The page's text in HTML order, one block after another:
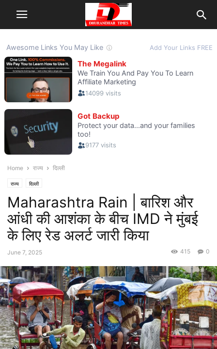
Home राज्य दिल्ली
राज्य दिल्ली
Maharashtra Rain | बारिश और
आंधी की आशंका के बीच IMD ने मुंबई
के लिए रेड अलर्ट जारी किया
June 7, 2025 0
415